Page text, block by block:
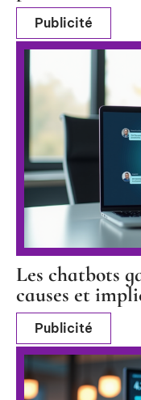
Publicité
Les chatbots
causes et
Publicité